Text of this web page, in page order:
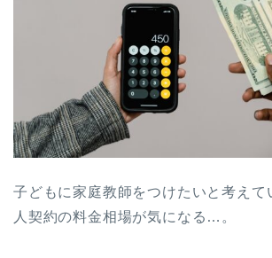
子どもに家庭教師をつけたいと考えて
人契約の料金相場が気になる…。